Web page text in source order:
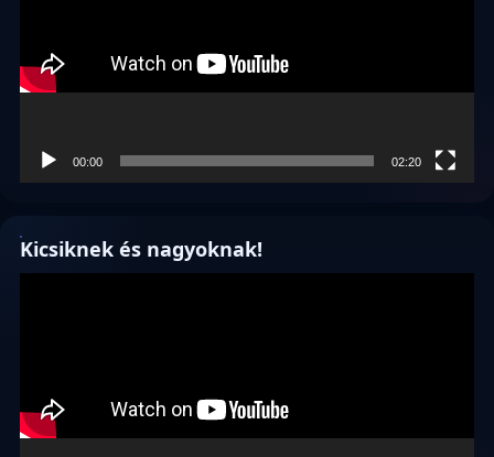
00:00 02:20
Kicsiknek és nagyoknak!